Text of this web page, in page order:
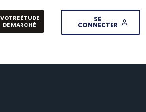
VOTRE ÉTUDE
DE MARCHÉ
SE
CONNECTER